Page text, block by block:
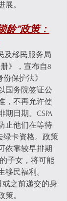
展。
龄”政策：
及移民服务局
册》，宣布自8
保护法》
国务院签证公
，不再允许使
日期。CSPA
止他们在等待
绿卡资格。政策
依靠较早排期
的子女，将可能
移民福利。
或之前递交的身
策。